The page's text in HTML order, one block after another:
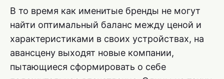
В то время как именитые бренды не могут
найти оптимальный баланс между ценой и
характеристиками в своих устройствах, на
авансцену выходят новые компании,
пытающиеся сформировать о себе